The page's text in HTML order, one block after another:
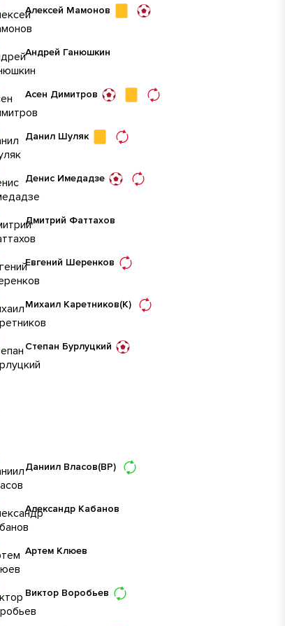
Алексей Мамонов
Андрей Ганюшкин
Асен Димитров
Данил Шуляк
Денис Имедадзе
Дмитрий Фаттахов
Евгений Шеренков
Михаил Каретников(К)
Степан Бурлуцкий
Даниил Власов(ВР)
Александр Кабанов
Артем Клюев
Виктор Воробьев